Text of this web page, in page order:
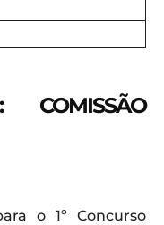
COMISSÃO
o 1º Concurso